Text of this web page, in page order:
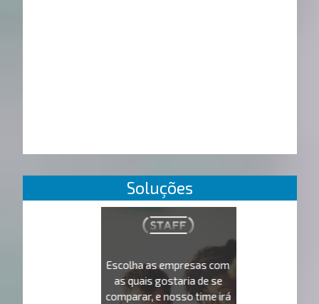
Soluções
Escolha as empresas com
as quais gostaria de se
comparar, e nosso time irá